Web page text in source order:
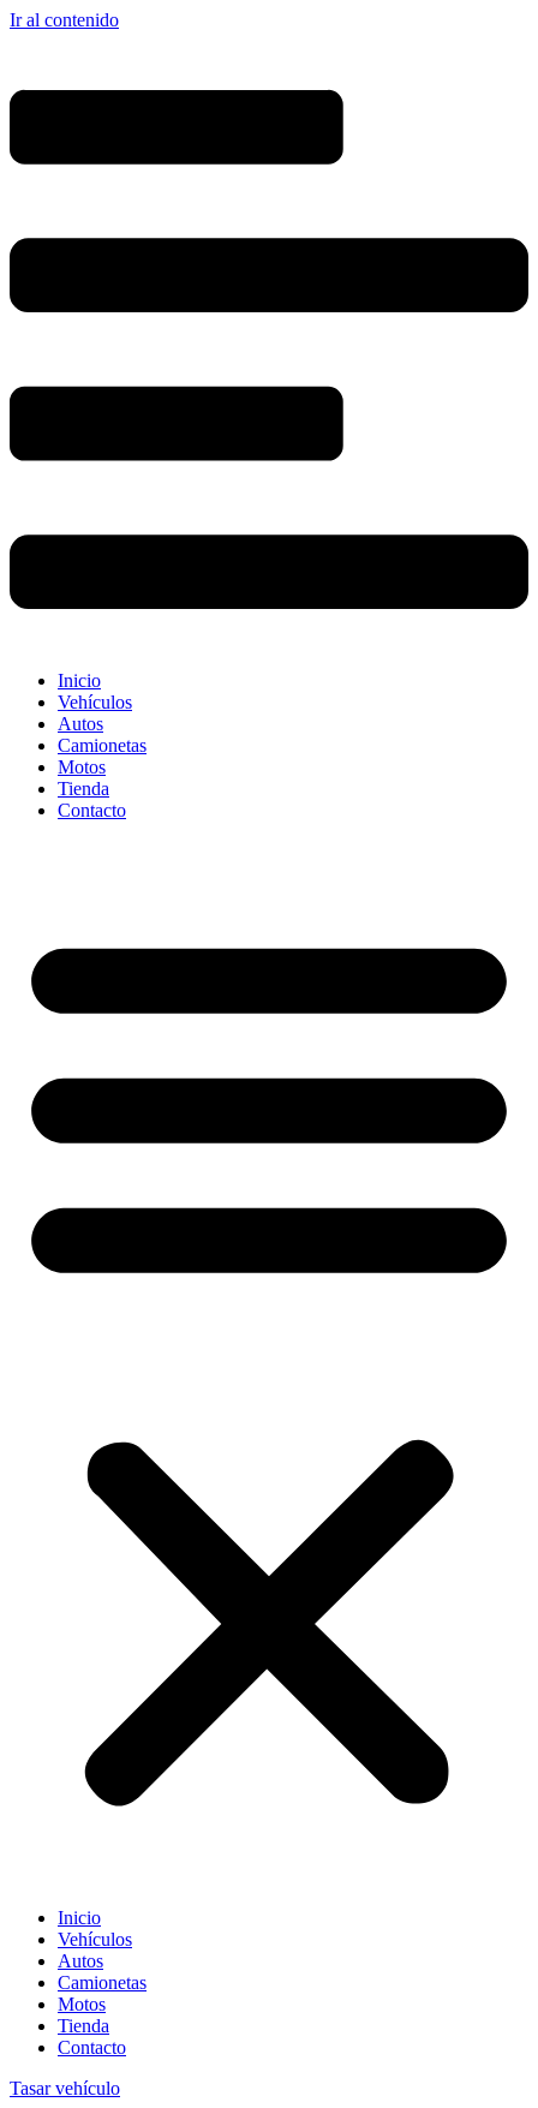
Ir al contenido
Inicio
Vehículos
Autos
Camionetas
Motos
Tienda
Contacto
Inicio
Vehículos
Autos
Camionetas
Motos
Tienda
Contacto
Tasar vehículo